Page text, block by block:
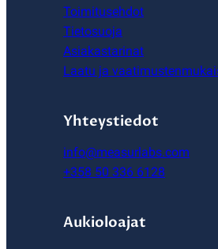
Toimitusehdot
Tietosuoja
Asiakastarinat
Laatu ja
Yhteystiedot
info@measurlabs.com
+358 50 336 6128
Aukioloajat